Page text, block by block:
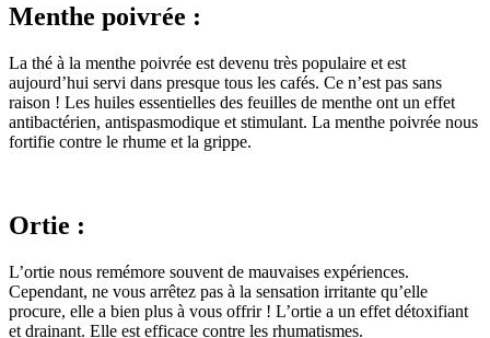
Menthe poivrée :
La thé à la menthe poivrée est devenu très populaire et est
aujourd’hui servi dans presque tous les cafés. Ce n’est pas sans
raison ! Les huiles essentielles des feuilles de menthe ont un effet
antibactérien, antispasmodique et stimulant. La menthe poivrée nous
fortifie contre le rhume et la grippe.
Ortie :
L’ortie nous remémore souvent de mauvaises expériences.
Cependant, ne vous arrêtez pas à la sensation irritante qu’elle
procure, elle a bien plus à vous offrir ! L’ortie a un effet détoxifiant
et drainant. Elle est efficace contre les rhumatismes.